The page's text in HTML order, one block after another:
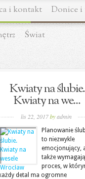
i kontakt Donice i
Świat
Kwiaty na ślubie.
Kwiaty na we...
lis 22, 2017by admin
Planowanie
to niezwykle
emocjonujący,
także
proces, w
każdy detal ma ogromne